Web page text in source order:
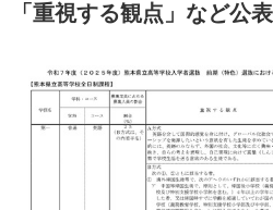
「重視する観点」など公